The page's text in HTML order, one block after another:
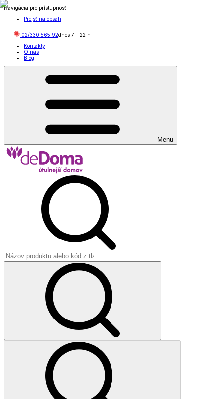
Navigácia pre prístupnosť
Prejsť na obsah
02/330 565 92dnes 7 - 22 h
Kontakty
O nás
Blog
Menu